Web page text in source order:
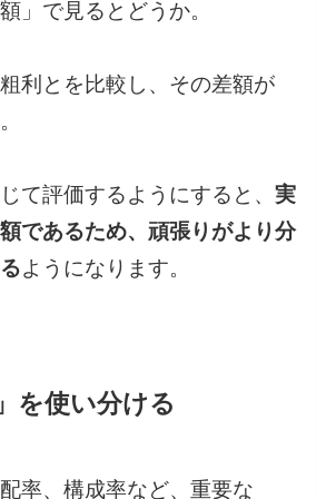
」で見るとどうか。
利とを比較し、その差額が
て評価するようにすると、実
であるため、頑張りがより分
ようになります。
を使い分ける
率、構成率など、重要な